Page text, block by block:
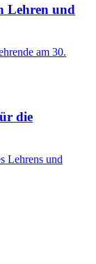
Lehren und
am 30.
die
Lehrens und